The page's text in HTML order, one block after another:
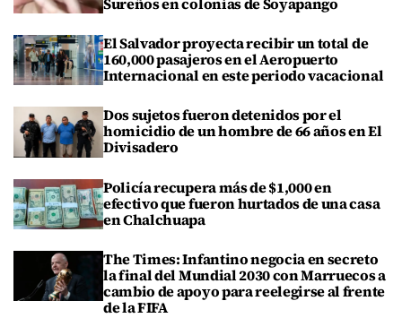
El Salvador proyecta recibir un total de
160,000 pasajeros en el Aeropuerto
Internacional en este periodo vacacional
Dos sujetos fueron detenidos por el
homicidio de un hombre de 66 años en El
Divisadero
Policía recupera más de $1,000 en
efectivo que fueron hurtados de una casa
en Chalchuapa
The Times: Infantino negocia en secreto
la final del Mundial 2030 con Marruecos a
cambio de apoyo para reelegirse al frente
de la FIFA